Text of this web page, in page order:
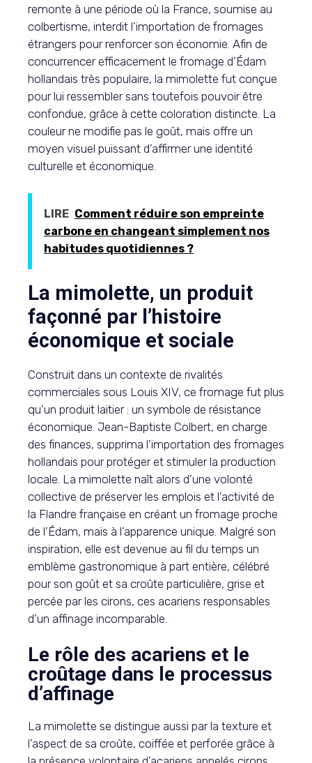
remonte à une période où la France, soumise au
colbertisme, interdit l’importation de fromages
étrangers pour renforcer son économie. Afin de
concurrencer efficacement le fromage d’Édam
hollandais très populaire, la mimolette fut conçue
pour lui ressembler sans toutefois pouvoir être
confondue, grâce à cette coloration distincte. La
couleur ne modifie pas le goût, mais offre un
moyen visuel puissant d’affirmer une identité
culturelle et économique.
LIRE Comment réduire son empreinte
carbone en changeant simplement nos
habitudes quotidiennes ?
La mimolette, un produit
façonné par l’histoire
économique et sociale
Construit dans un contexte de rivalités
commerciales sous Louis XIV, ce fromage fut plus
qu’un produit laitier : un symbole de résistance
économique. Jean-Baptiste Colbert, en charge
des finances, supprima l’importation des fromages
hollandais pour protéger et stimuler la production
locale. La mimolette naît alors d’une volonté
collective de préserver les emplois et l’activité de
la Flandre française en créant un fromage proche
de l’Édam, mais à l’apparence unique. Malgré son
inspiration, elle est devenue au fil du temps un
emblème gastronomique à part entière, célébré
pour son goût et sa croûte particulière, grise et
percée par les cirons, ces acariens responsables
d’un affinage incomparable.
Le rôle des acariens et le
croûtage dans le processus
d’affinage
La mimolette se distingue aussi par la texture et
l’aspect de sa croûte, coiffée et perforée grâce à